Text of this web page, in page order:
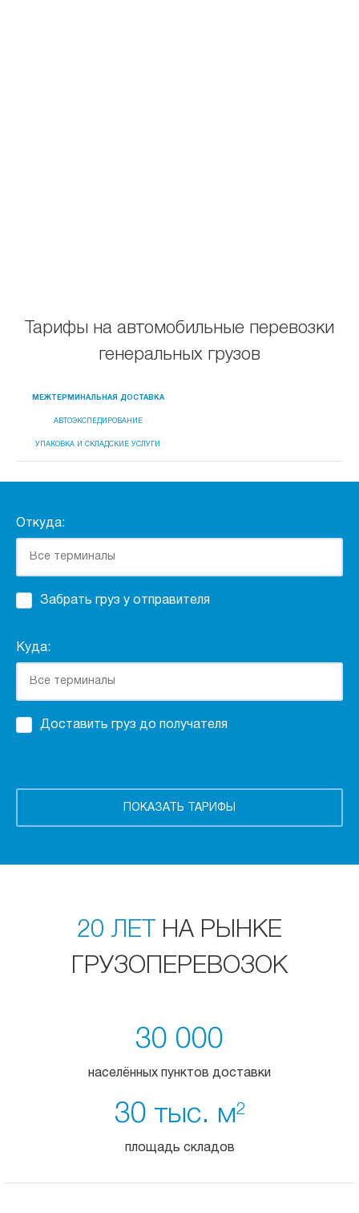
Тарифы на автомобильные перевозки
генеральных грузов
МЕЖТЕРМИНАЛЬНАЯ ДОСТАВКА
АВТОЭКСПЕДИРОВАНИЕ
УПАКОВКА И СКЛАДСКИЕ УСЛУГИ
Откуда:
Забрать груз у отправителя
Куда:
Доставить груз до получателя
20 ЛЕТ
НА РЫНКЕ
ГРУЗОПЕРЕВОЗОК
30 000
населённых пунктов доставки
30 тыс. м2
площадь складов